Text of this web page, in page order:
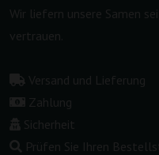
Wir liefern unsere Samen
vertrauen.
Versand und Lieferung
Zahlung
Sicherheit
Prüfen Sie Ihren